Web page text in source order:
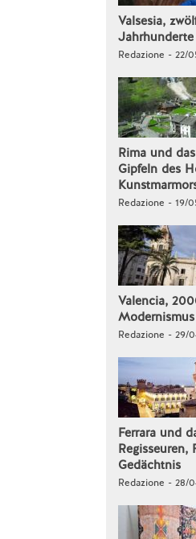
Valsesia,
Redazione - 22/
Rima und
Gipfeln des
Redazione - 19/
Valencia,
Redazione - 29/
Ferrara und
Gedächtnis
Redazione - 28/